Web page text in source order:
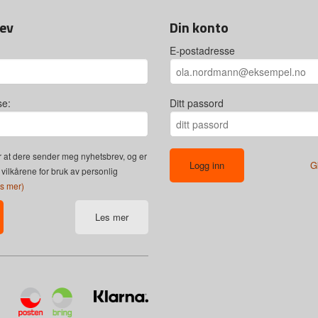
at dere sender meg nyhetsbrev, og er
for bruk av personlig
mer)
Les mer
Din konto
E-postadresse
Ditt passord